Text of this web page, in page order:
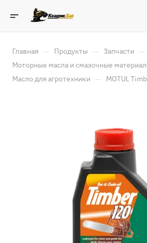
Главная — Продукты — Запчасти —
Моторные масла и смазочные
Масло для агротехники — MOTUL